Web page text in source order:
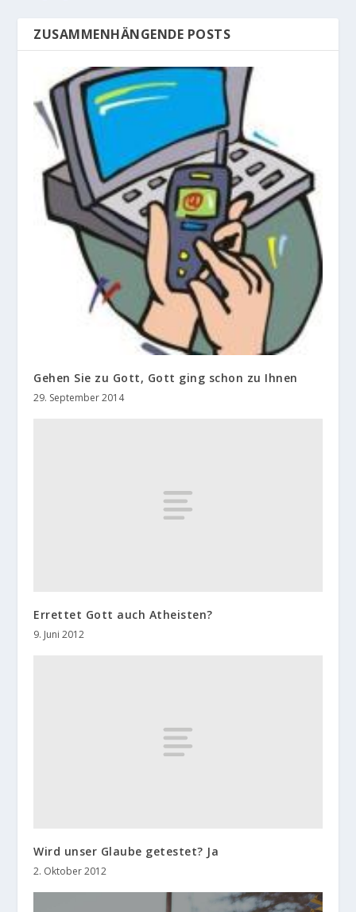
ZUSAMMENHÄNGENDE POSTS
Gehen Sie zu Gott, Gott ging schon zu Ihnen
29. September 2014
Errettet Gott auch Atheisten?
9. Juni 2012
Wird unser Glaube getestet? Ja
2. Oktober 2012